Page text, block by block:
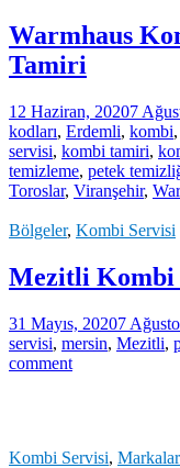
Warmhaus
Tamiri
12 Haziran, 20207
kodları, Erdemli, kombi,
servisi, kombi tamiri,
temizleme, petek
Toroslar, Viranşehir,
Bölgeler, Kombi Servisi
Mezitli Kombi
31 Mayıs, 20207
servisi, mersin, Mezitli,
comment
Kombi Servisi, Markalar